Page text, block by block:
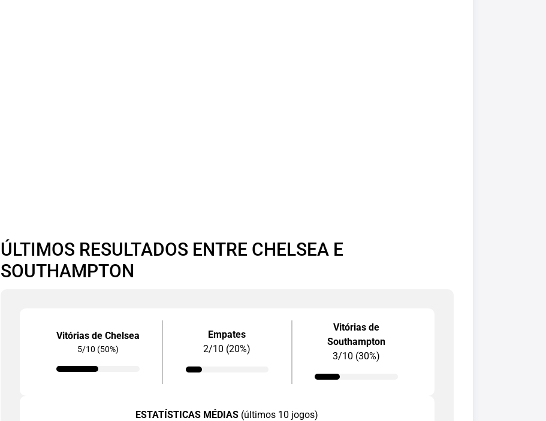
ÚLTIMOS RESULTADOS ENTRE CHELSEA E
SOUTHAMPTON
Vitórias de Chelsea
5/10 (50%)
Empates
2/10 (20%)
Vitórias de
Southampton
3/10 (30%)
ESTATÍSTICAS MÉDIAS (últimos 10 jogos)